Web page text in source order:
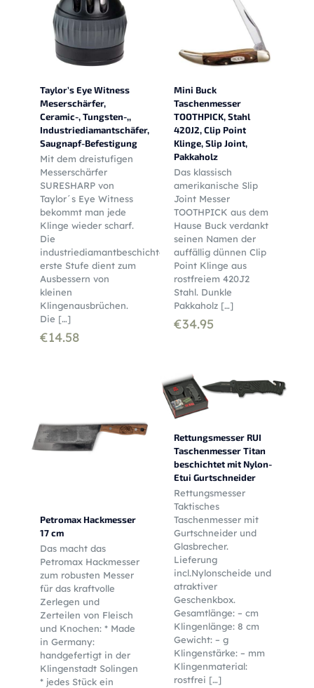
Taylor’s Eye Witness
Meserschärfer,
Ceramic-, Tungsten-,,
Industriediamantschäfer,
Saugnapf-Befestigung
Mit dem dreistufigen
Messerschärfer
SURESHARP von
Taylor´s Eye Witness
bekommt man jede
Klinge wieder scharf.
Die
industriediamantbeschichtete
erste Stufe dient zum
Ausbessern von
kleinen
Klingenausbrüchen.
Die […]
€14.58
Mini Buck
Taschenmesser
TOOTHPICK, Stahl
420J2, Clip Point
Klinge, Slip Joint,
Pakkaholz
Das klassisch
amerikanische Slip
Joint Messer
TOOTHPICK aus dem
Hause Buck verdankt
seinen Namen der
auffällig dünnen Clip
Point Klinge aus
rostfreiem 420J2
Stahl. Dunkle
Pakkaholz[…]
€34.95
Petromax Hackmesser
17 cm
Das macht das
Petromax Hackmesser
zum robusten Messer
für das kraftvolle
Zerlegen und
Zerteilen von Fleisch
und Knochen: * Made
in Germany:
handgefertigt in der
Klingenstadt Solingen
* jedes Stück ein
Rettungsmesser RUI
Taschenmesser Titan
beschichtet mit Nylon-
Etui Gurtschneider
Rettungsmesser
Taktisches
Taschenmesser mit
Gurtschneider und
Glasbrecher.
Lieferung
incl.Nylonscheide und
atraktiver
Geschenkbox.
Gesamtlänge: – cm
Klingenlänge: 8 cm
Gewicht: – g
Klingenstärke: – mm
Klingenmaterial:
rostfrei […]